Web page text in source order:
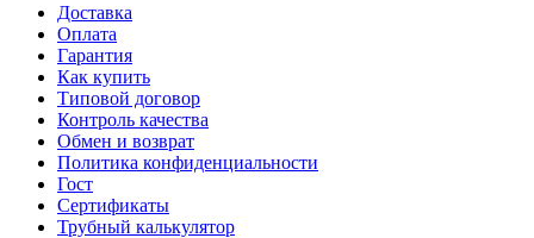
Доставка
Оплата
Гарантия
Как купить
Типовой договор
Контроль качества
Обмен и возврат
Политика конфиденциальности
Гост
Сертификаты
Трубный калькулятор